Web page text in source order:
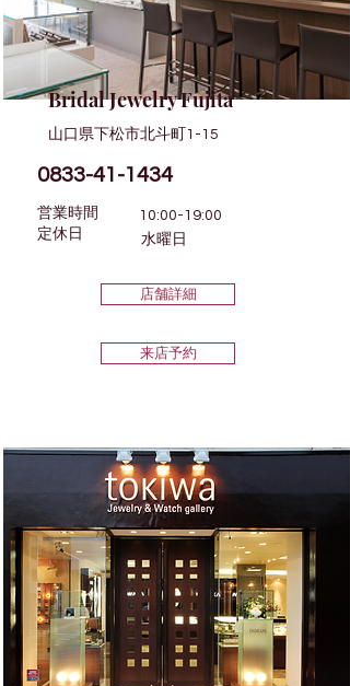
Bridal Jewelry Fujita
山口県下松市北斗町1-15
0833-41-1434
営業時間
​定休日
10:00-19:00
水曜日
店舗詳細
来店予約